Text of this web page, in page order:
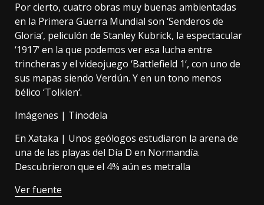
Por cierto, cuatro obras muy buenas ambientadas
en la Primera Guerra Mundial son ‘Senderos de
Gloria‘, peliculón de Stanley Kubrick, la espectacular
‘1917‘ en la que podemos ver esa lucha entre
trincheras y el videojuego ‘Battlefield 1‘, con uno de
sus mapas siendo Verdún. Y en un tono menos
bélico ‘Tolkien‘.
Imágenes | Tinodela
En Xataka | Unos geólogos estudiaron la arena de
una de las playas del Día D en Normandía.
Descubrieron que el 4% aún es metralla
Ver fuente